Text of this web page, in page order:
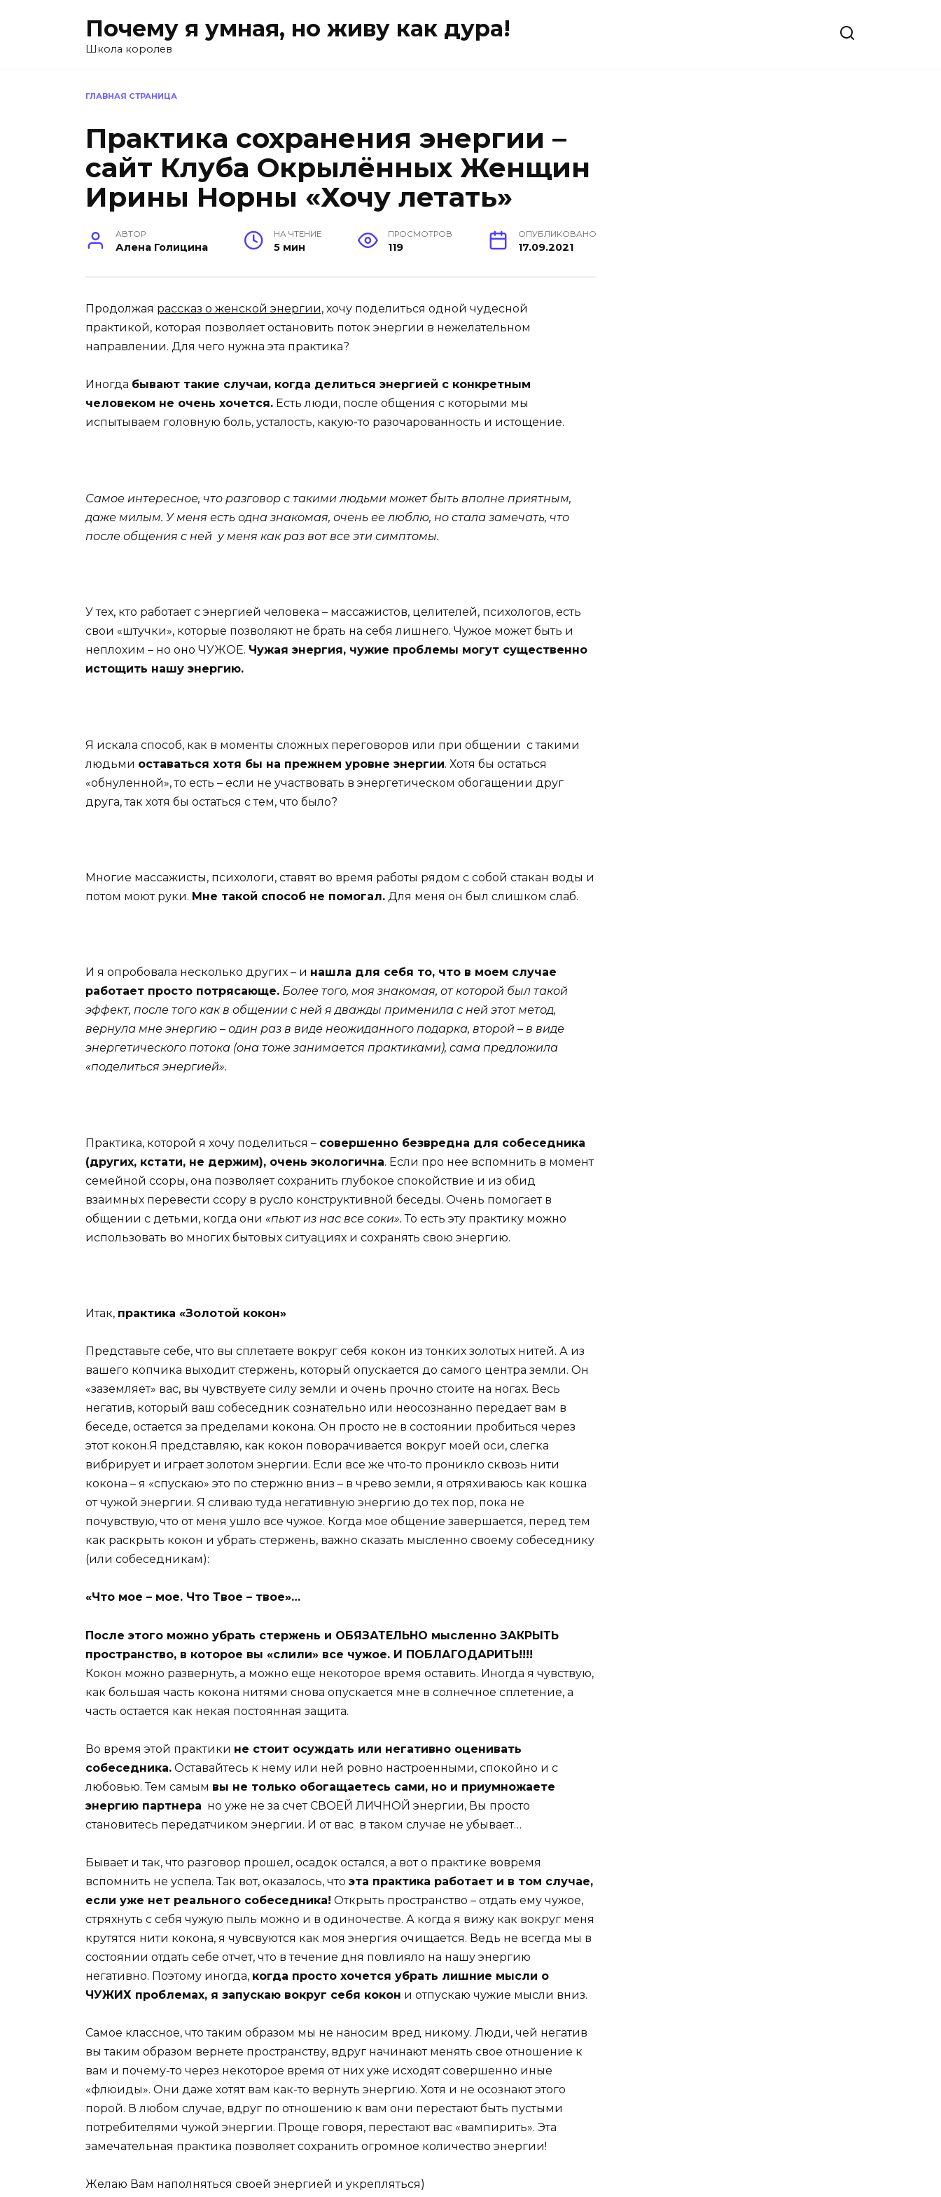
Почему я умная, но живу как дура!
Школа королев
ГЛАВНАЯ СТРАНИЦА
Практика сохранения энергии –
сайт Клуба Окрылённых Женщин
Ирины Норны «Хочу летать»
АВТОР
Алена Голицина
НА ЧТЕНИЕ
5 мин
ПРОСМОТРОВ
119
ОПУБЛИКОВАНО
17.09.2021
Продолжая рассказ о женской энергии, хочу поделиться одной чудесной
практикой, которая позволяет остановить поток энергии в нежелательном
направлении. Для чего нужна эта практика?
Иногда бывают такие случаи, когда делиться энергией с конкретным
человеком не очень хочется. Есть люди, после общения с которыми мы
испытываем головную боль, усталость, какую-то разочарованность и истощение.
Самое интересное, что разговор с такими людьми может быть вполне приятным,
даже милым. У меня есть одна знакомая, очень ее люблю, но стала замечать, что
после общения с ней у меня как раз вот все эти симптомы.
У тех, кто работает с энергией человека – массажистов, целителей, психологов, есть
свои «штучки», которые позволяют не брать на себя лишнего. Чужое может быть и
неплохим – но оно ЧУЖОЕ. Чужая энергия, чужие проблемы могут существенно
истощить нашу энергию.
Я искала способ, как в моменты сложных переговоров или при общении с такими
людьми оставаться хотя бы на прежнем уровне энергии. Хотя бы остаться
«обнуленной», то есть – если не участвовать в энергетическом обогащении друг
друга, так хотя бы остаться с тем, что было?
Многие массажисты, психологи, ставят во время работы рядом с собой стакан воды и
потом моют руки. Мне такой способ не помогал. Для меня он был слишком слаб.
И я опробовала несколько других – и нашла для себя то, что в моем случае
работает просто потрясающе. Более того, моя знакомая, от которой был такой
эффект, после того как в общении с ней я дважды применила с ней этот метод,
вернула мне энергию – один раз в виде неожиданного подарка, второй – в виде
энергетического потока (она тоже занимается практиками), сама предложила
«поделиться энергией».
Практика, которой я хочу поделиться – совершенно безвредна для собеседника
(других, кстати, не держим), очень экологична. Если про нее вспомнить в момент
семейной ссоры, она позволяет сохранить глубокое спокойствие и из обид
взаимных перевести ссору в русло конструктивной беседы. Очень помогает в
общении с детьми, когда они «пьют из нас все соки». То есть эту практику можно
использовать во многих бытовых ситуациях и сохранять свою энергию.
Итак, практика «Золотой кокон»
Представьте себе, что вы сплетаете вокруг себя кокон из тонких золотых нитей. А из
вашего копчика выходит стержень, который опускается до самого центра земли. Он
«заземляет» вас, вы чувствуете силу земли и очень прочно стоите на ногах. Весь
негатив, который ваш собеседник сознательно или неосознанно передает вам в
беседе, остается за пределами кокона. Он просто не в состоянии пробиться через
этот кокон.Я представляю, как кокон поворачивается вокруг моей оси, слегка
вибрирует и играет золотом энергии. Если все же что-то проникло сквозь нити
кокона – я «спускаю» это по стержню вниз – в чрево земли, я отряхиваюсь как кошка
от чужой энергии. Я сливаю туда негативную энергию до тех пор, пока не
почувствую, что от меня ушло все чужое. Когда мое общение завершается, перед тем
как раскрыть кокон и убрать стержень, важно сказать мысленно своему собеседнику
(или собеседникам):
«Что мое – мое. Что Твое – твое»…
После этого можно убрать стержень и ОБЯЗАТЕЛЬНО мысленно ЗАКРЫТЬ
пространство, в которое вы «слили» все чужое. И ПОБЛАГОДАРИТЬ!!!!
Кокон можно развернуть, а можно еще некоторое время оставить. Иногда я чувствую,
как большая часть кокона нитями снова опускается мне в солнечное сплетение, а
часть остается как некая постоянная защита.
Во время этой практики не стоит осуждать или негативно оценивать
собеседника. Оставайтесь к нему или ней ровно настроенными, спокойно и с
любовью. Тем самым вы не только обогащаетесь сами, но и приумножаете
энергию партнера но уже не за счет СВОЕЙ ЛИЧНОЙ энергии, Вы просто
становитесь передатчиком энергии. И от вас в таком случае не убывает…
Бывает и так, что разговор прошел, осадок остался, а вот о практике вовремя
вспомнить не успела. Так вот, оказалось, что эта практика работает и в том случае,
если уже нет реального собеседника! Открыть пространство – отдать ему чужое,
стряхнуть с себя чужую пыль можно и в одиночестве. А когда я вижу как вокруг меня
крутятся нити кокона, я чувсвуются как моя энергия очищается. Ведь не всегда мы в
состоянии отдать себе отчет, что в течение дня повлияло на нашу энергию
негативно. Поэтому иногда, когда просто хочется убрать лишние мысли о
ЧУЖИХ проблемах, я запускаю вокруг себя кокон и отпускаю чужие мысли вниз.
Самое классное, что таким образом мы не наносим вред никому. Люди, чей негатив
вы таким образом вернете пространству, вдруг начинают менять свое отношение к
вам и почему-то через некоторое время от них уже исходят совершенно иные
«флюиды». Они даже хотят вам как-то вернуть энергию. Хотя и не осознают этого
порой. В любом случае, вдруг по отношению к вам они перестают быть пустыми
потребителями чужой энергии. Проще говоря, перестают вас «вампирить». Эта
замечательная практика позволяет сохранить огромное количество энергии!
Желаю Вам наполняться своей энергией и укрепляться)